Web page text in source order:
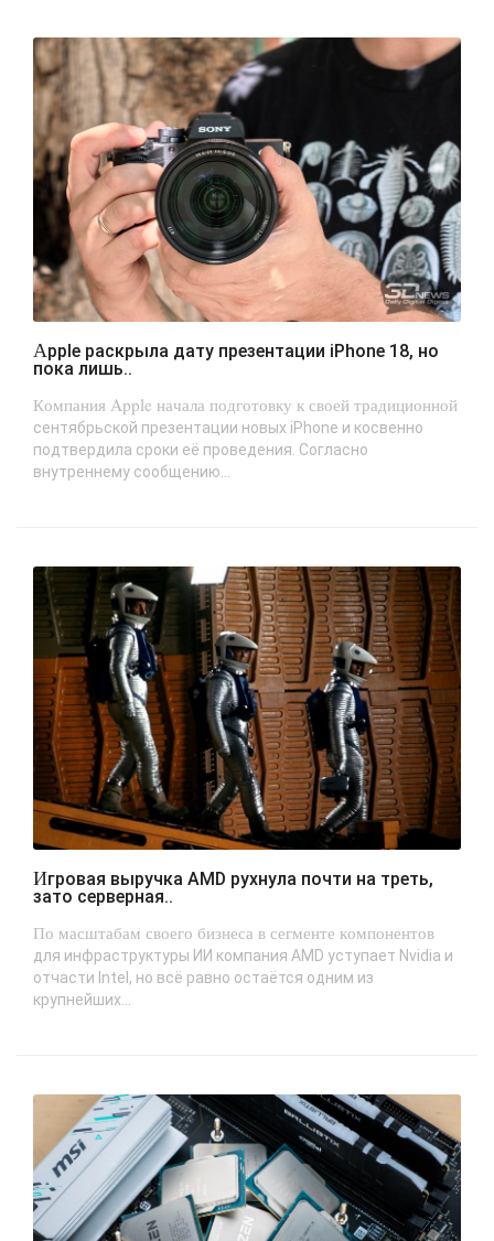
Apple раскрыла дату презентации iPhone 18, но
пока лишь..
Компания Apple начала подготовку к своей традиционной
сентябрьской презентации новых iPhone и косвенно
подтвердила сроки её проведения. Согласно
внутреннему сообщению...
Игровая выручка AMD рухнула почти на треть,
зато серверная..
По масштабам своего бизнеса в сегменте компонентов
для инфраструктуры ИИ компания AMD уступает Nvidia и
отчасти Intel, но всё равно остаётся одним из
крупнейших...